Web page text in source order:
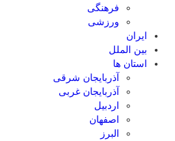
فرهنگی
ورزشی
ایران
بین الملل
استان ها
آذربایجان شرقی
آذربایجان غربی
اردبیل
اصفهان
البرز